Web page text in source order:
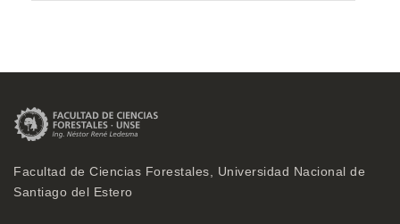
Facultad de Ciencias Forestales, Universidad Nacional de
Santiago del Estero